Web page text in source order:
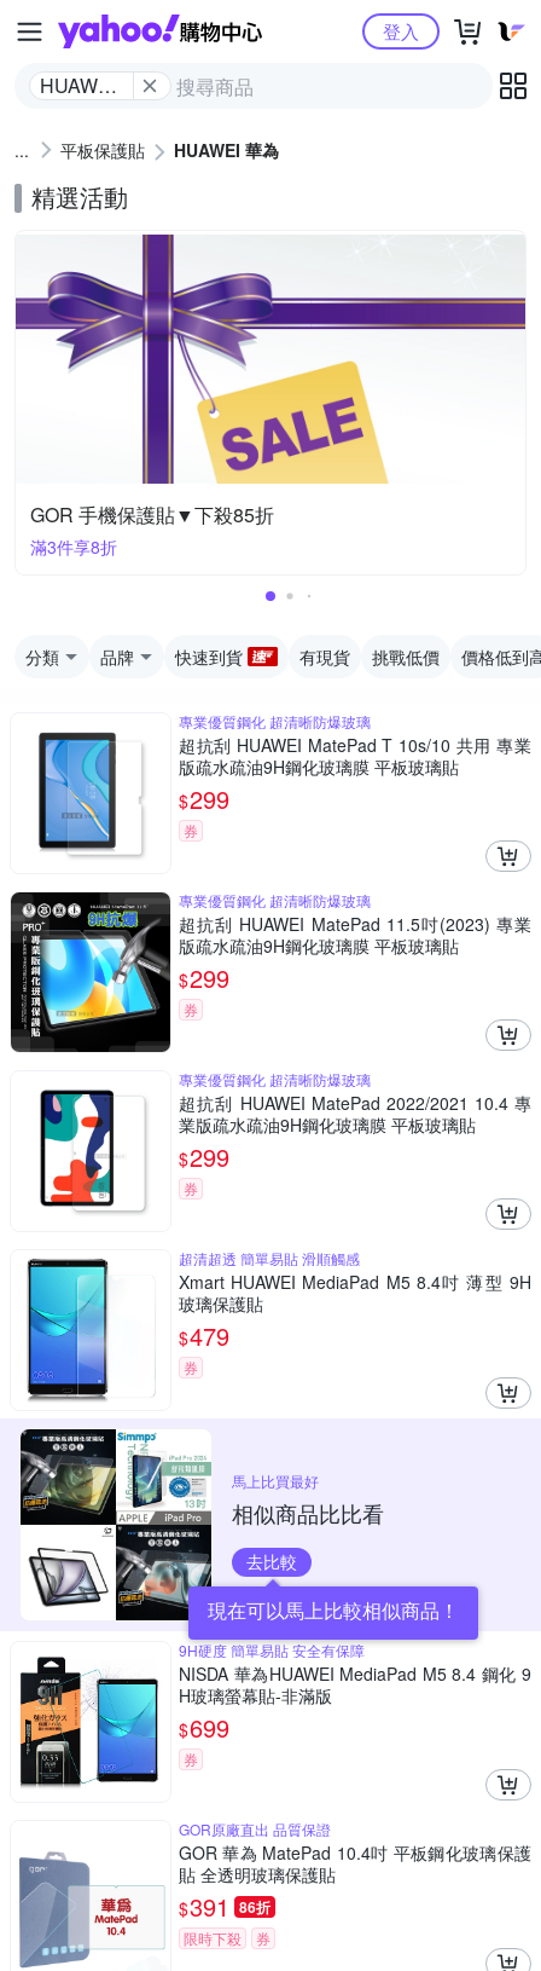
Yahoo購物中心
HUAWEI
登入
平板保護貼 HUAWEI 華為
精選活動
GOR 手機保護貼▼下殺85折
滿3件享8折
分類 品牌 快速到貨 有現貨 挑戰低價 價格低到
專業優質鋼化 超清晰防爆玻璃
超抗刮 HUAWEI MatePad T 10s/10 共用 專業
版疏水疏油9H鋼化玻璃膜 平板玻璃貼
$299
券
專業優質鋼化 超清晰防爆玻璃
超抗刮 HUAWEI MatePad 11.5吋(2023) 專業
版疏水疏油9H鋼化玻璃膜 平板玻璃貼
$299
券
專業優質鋼化 超清晰防爆玻璃
超抗刮 HUAWEI MatePad 2022/2021 10.4 專
業版疏水疏油9H鋼化玻璃膜 平板玻璃貼
$299
券
超清超透 簡單易貼 滑順觸感
Xmart HUAWEI MediaPad M5 8.4吋 薄型 9H
玻璃保護貼
$479
券
馬上比買最好
相似商品比比看
去比較
現在可以馬上比較相似商品！
9H硬度 簡單易貼 安全有保障
NISDA 華為HUAWEI MediaPad M5 8.4 鋼化 9
H玻璃螢幕貼-非滿版
$699
券
GOR原廠直出 品質保證
GOR 華為 MatePad 10.4吋 平板鋼化玻璃保護
貼 全透明玻璃保護貼
$391 86折
限時下殺 券